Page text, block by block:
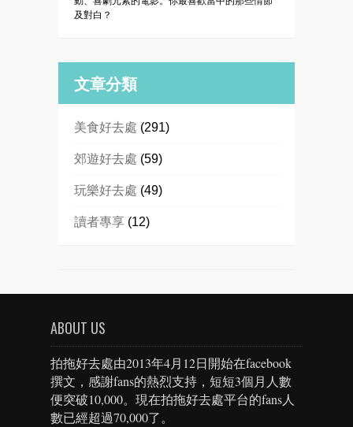
及對白？
文章分類
美食好去處 (291)
郊遊好去處 (59)
玩樂好去處 (49)
讀者專享 (12)
ABOUT US
拍拖好去處由2013年4月12日開始在facebook
撰文，感謝fans的熱烈支持，短短3個月人數
便突破10,000。現在拍拖好去處平台的fans人
數已經超過70,000了。